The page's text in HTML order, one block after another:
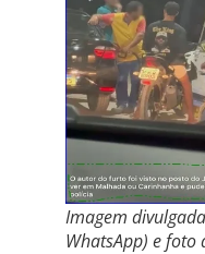
Imagem
WhatsApp) e foto